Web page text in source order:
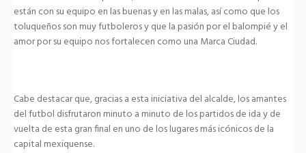
están con su equipo en las buenas y en las malas, así como que los
toluqueños son muy futboleros y que la pasión por el balompié y el
amor por su equipo nos fortalecen como una Marca Ciudad.
Cabe destacar que, gracias a esta iniciativa del alcalde, los amantes
del futbol disfrutaron minuto a minuto de los partidos de ida y de
vuelta de esta gran final en uno de los lugares más icónicos de la
capital mexiquense.